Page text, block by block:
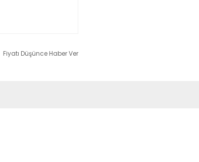
Fiyatı Düşünce Haber Ver